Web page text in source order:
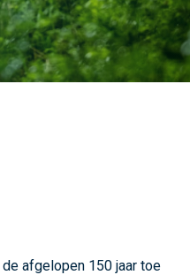
afgelopen 150 jaar toe